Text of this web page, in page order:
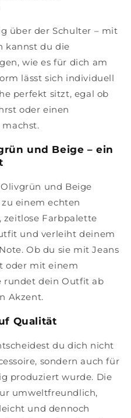
über der Schulter – mit
kannst du die
wie es für dich am
lässt sich individuell
perfekt sitzt, egal ob
oder einen
und Beige – ein
und Beige
einem echten
zeitlose Farbpalette
und verleiht deinem
Ob du sie mit Jeans
oder mit einem
rundet dein Outfit ab
Akzent.
Qualität
du dich nicht
sondern auch für
produziert wurde. Die
umweltfreundlich,
und dennoch